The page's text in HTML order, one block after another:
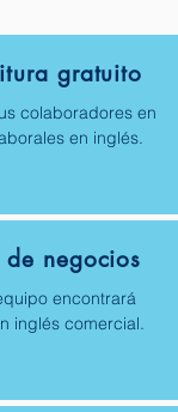
gratuito
colaboradores en
en inglés.
negocios
encontrará
inglés comercial.